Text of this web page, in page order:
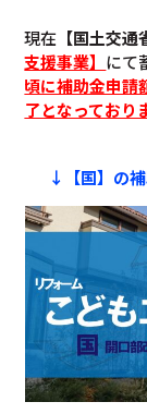
現在 【国土交通
支援事業】 にて
頃に補助金申請
了となっており
↓【国】の